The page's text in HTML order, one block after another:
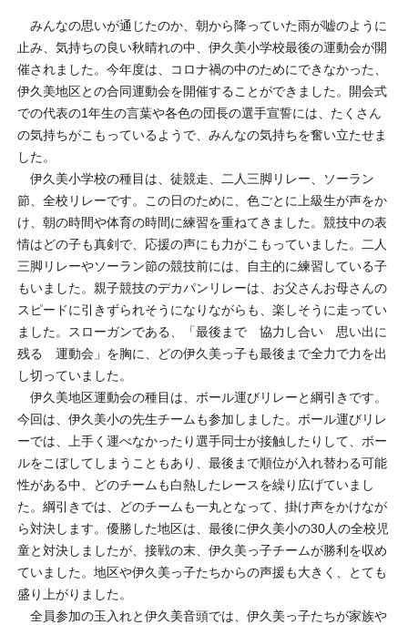
みんなの思いが通じたのか、朝から降っていた雨が嘘のように
止み、気持ちの良い秋晴れの中、伊久美小学校最後の運動会が開
催されました。今年度は、コロナ禍の中のためにできなかった、
伊久美地区との合同運動会を開催することができました。開会式
での代表の1年生の言葉や各色の団長の選手宣誓には、たくさん
の気持ちがこもっているようで、みんなの気持ちを奮い立たせま
した。
伊久美小学校の種目は、徒競走、二人三脚リレー、ソーラン
節、全校リレーです。この日のために、色ごとに上級生が声をか
け、朝の時間や体育の時間に練習を重ねてきました。競技中の表
情はどの子も真剣で、応援の声にも力がこもっていました。二人
三脚リレーやソーラン節の競技前には、自主的に練習している子
もいました。親子競技のデカパンリレーは、お父さんお母さんの
スピードに引きずられそうになりながらも、楽しそうに走ってい
ました。スローガンである、「最後まで 協力し合い 思い出に
残る 運動会」を胸に、どの伊久美っ子も最後まで全力で力を出
し切っていました。
伊久美地区運動会の種目は、ボール運びリレーと綱引きです。
今回は、伊久美小の先生チームも参加しました。ボール運びリレ
ーでは、上手く運べなかったり選手同士が接触したりして、ボー
ルをこぼしてしまうこともあり、最後まで順位が入れ替わる可能
性がある中、どのチームも白熱したレースを繰り広げていまし
た。綱引きでは、どのチームも一丸となって、掛け声をかけなが
ら対決します。優勝した地区は、最後に伊久美小の30人の全校児
童と対決しましたが、接戦の末、伊久美っ子チームが勝利を収め
ていました。地区や伊久美っ子たちからの声援も大きく、とても
盛り上がりました。
全員参加の玉入れと伊久美音頭では、伊久美っ子たちが家族や